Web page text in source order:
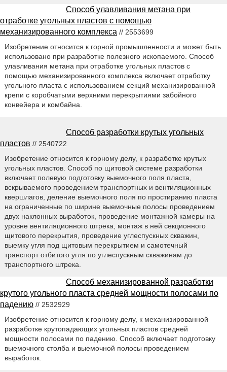
Способ улавливания метана при
отработке угольных пластов с помощью
механизированного комплекса // 2553699
Изобретение относится к горной промышленности и может быть
использовано при разработке полезного ископаемого. Способ
улавливания метана при отработке угольных пластов с
помощью механизированного комплекса включает отработку
угольного пласта с использованием секций механизированной
крепи с коробчатыми верхними перекрытиями забойного
конвейера и комбайна.
Способ разработки крутых угольных
пластов // 2540722
Изобретение относится к горному делу, к разработке крутых
угольных пластов. Способ по щитовой системе разработки
включает полевую подготовку выемочного поля пласта,
вскрываемого проведением транспортных и вентиляционных
квершлагов, деление выемочного поля по простиранию пласта
на ограниченные по ширине выемочные полосы проведением
двух наклонных выработок, проведение монтажной камеры на
уровне вентиляционного штрека, монтаж в ней секционного
щитового перекрытия, проведение углеспускных скважин,
выемку угля под щитовым перекрытием и самотечный
транспорт отбитого угля по углеспускным скважинам до
транспортного штрека.
Способ механизированной разработки
крутого угольного пласта средней мощности полосами по
падению // 2532929
Изобретение относится к горному делу, к механизированной
разработке крутопадающих угольных пластов средней
мощности полосами по падению. Способ включает подготовку
выемочного столба и выемочной полосы проведением
выработок.